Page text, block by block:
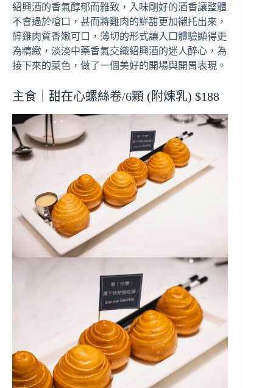
紹興酒的香氣醇郁而雅致，入味剛好的酒香讓整體
不會過於嗆口，甚而將雞肉的鮮甜更加襯托出來，
醉雞肉質香嫩可口，薄切的形式讓入口體驗顯得更
為精緻，淡淡中藥香氣交織紹興酒的迷人醉心，為
接下來的菜色，做了一個美好的開場與開胃表現。
主食｜甜在心螺絲卷/6顆 (附煉乳) $188